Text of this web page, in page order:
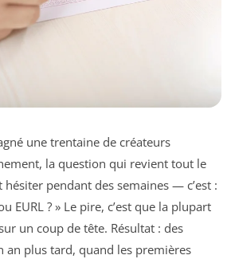
une trentaine de créateurs
la question qui revient tout le
pendant des semaines — c’est :
EURL ? » Le pire, c’est que la plupart
un coup de tête. Résultat : des
an plus tard, quand les premières